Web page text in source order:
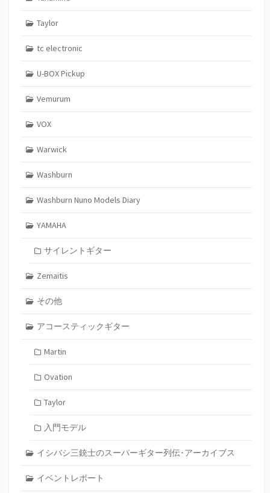
Taylor
tc electronic
U-BOX Pickup
Vemurum
VOX
Warwick
Washburn
Washburn Nuno Models Diary
YAMAHA
サイレントギター
Zemaitis
その他
アコースティックギター
Martin
Ovation
Taylor
入門モデル
イシバシ三銃士のスーパーギター列伝･アーカイブス
イベントレポート